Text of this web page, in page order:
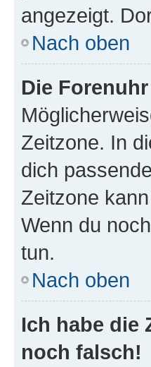
angezeigt.
Nach oben
Die
Zeitzone. In
dich
Zeitzone
Wenn du
tun.
Nach oben
Ich habe die
noch falsch!